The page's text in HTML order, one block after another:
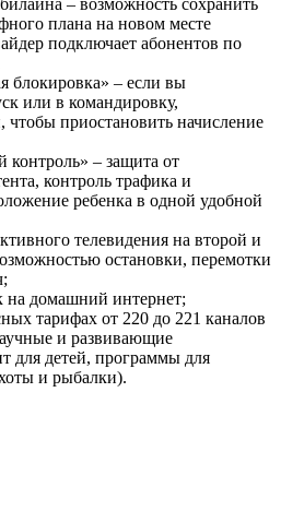
– возможность сохранить
плана на новом месте
подключает абонентов по
блокировка» – если вы
или в командировку,
чтобы приостановить начисление
контроль» – защита от
контроль трафика и
ребенка в одной удобной
телевидения на второй и
остановки, перемотки
на домашний интернет;
тарифах от 220 до 221 каналов
и развивающие
для детей, программы для
и рыбалки).